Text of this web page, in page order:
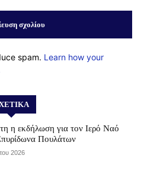
spam. Learn how your
η εκδήλωση για τον Ιερό Ναό
Πουλάτων
2026